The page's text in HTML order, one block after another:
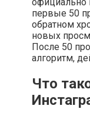
первые 50
обратном
новых
После 50
алгоритм,
Что